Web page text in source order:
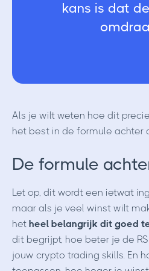
kans is dat
Als je wilt weten hoe dit
het best in de formule achter
De formule
Let op, dit wordt een ietwat
maar als je veel winst wilt
het heel belangrijk dit goed
dit begrijpt, hoe beter je de
jouw crypto trading skills. En